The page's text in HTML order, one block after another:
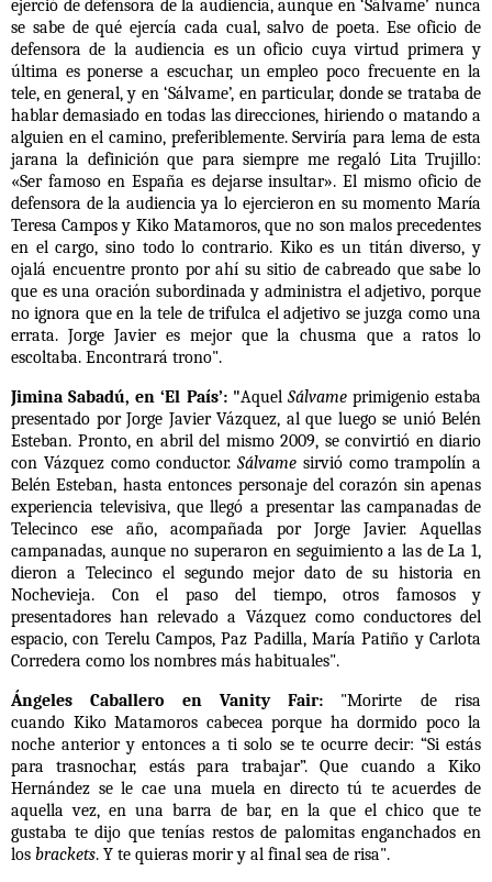
ejerció de defensora de la audiencia, aunque en ‘Sálvame’ nunca
se sabe de qué ejercía cada cual, salvo de poeta. Ese oficio de
defensora de la audiencia es un oficio cuya virtud primera y
última es ponerse a escuchar, un empleo poco frecuente en la
tele, en general, y en ‘Sálvame’, en particular, donde se trataba de
hablar demasiado en todas las direcciones, hiriendo o matando a
alguien en el camino, preferiblemente. Serviría para lema de esta
jarana la definición que para siempre me regaló Lita Trujillo:
«Ser famoso en España es dejarse insultar». El mismo oficio de
defensora de la audiencia ya lo ejercieron en su momento María
Teresa Campos y Kiko Matamoros, que no son malos precedentes
en el cargo, sino todo lo contrario. Kiko es un titán diverso, y
ojalá encuentre pronto por ahí su sitio de cabreado que sabe lo
que es una oración subordinada y administra el adjetivo, porque
no ignora que en la tele de trifulca el adjetivo se juzga como una
errata. Jorge Javier es mejor que la chusma que a ratos lo
escoltaba. Encontrará trono".
Jimina Sabadú, en ‘El País’: "Aquel Sálvameprimigenio estaba
presentado por Jorge Javier Vázquez, al que luego se unió Belén
Esteban. Pronto, en abril del mismo 2009, se convirtió en diario
con Vázquez como conductor. Sálvame sirvió como trampolín a
Belén Esteban, hasta entonces personaje del corazón sin apenas
experiencia televisiva, que llegó a presentar las campanadas de
Telecinco ese año, acompañada por Jorge Javier. Aquellas
campanadas, aunque no superaron en seguimiento a las de La 1,
dieron a Telecinco el segundo mejor dato de su historia en
Nochevieja. Con el paso del tiempo, otros famosos y
presentadores han relevado a Vázquez como conductores del
espacio, con Terelu Campos, Paz Padilla, María Patiño y Carlota
Corredera como los nombres más habituales".
Ángeles Caballero en Vanity Fair: "Morirte de risa
cuando Kiko Matamoros cabecea porque ha dormido poco la
noche anterior y entonces a ti solo se te ocurre decir: “Si estás
para trasnochar, estás para trabajar”. Que cuando a Kiko
Hernández se le cae una muela en directo tú te acuerdes de
aquella vez, en una barra de bar, en la que el chico que te
gustaba te dijo que tenías restos de palomitas enganchados en
los brackets. Y te quieras morir y al final sea de risa".